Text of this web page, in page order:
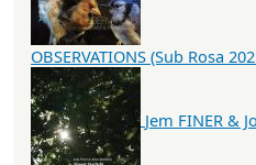
OBSERVATIONS (Sub Rosa
Jem FINER &